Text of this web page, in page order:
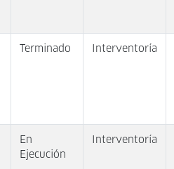
Terminado Interventoría
En
Ejecución
Interventoría